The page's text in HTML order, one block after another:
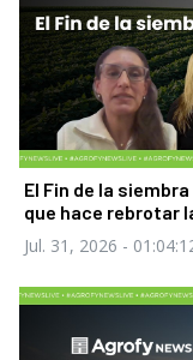
El Fin de la
que hace rebrotar
Jul. 31, 2026 -